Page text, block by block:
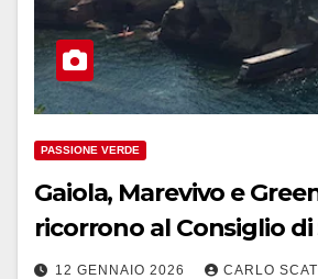
PASSIONE VERDE
Gaiola, Marevivo e
ricorrono al Consiglio
12 GENNAIO 2026 CARLO